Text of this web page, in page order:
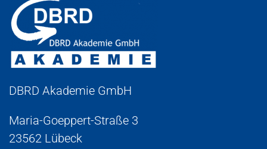
DBRD Akademie GmbH
Maria-Goeppert-Straße 3
23562 Lübeck